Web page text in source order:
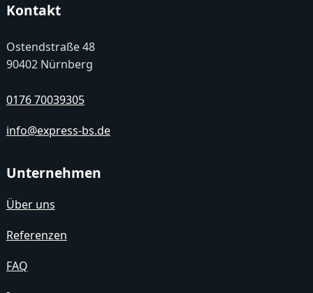
Kontakt
Ostendstraße 48
90402 Nürnberg
0176 70039305
info@express-bs.de
Unternehmen
Über uns
Referenzen
FAQ